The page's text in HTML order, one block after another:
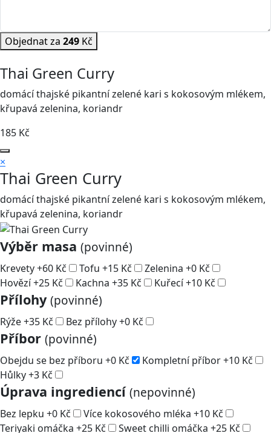
Objednat za 249 Kč
Thai Green Curry
domácí thajské pikantní zelené kari s kokosovým mlékem,
křupavá zelenina, koriandr
185 Kč
×
Thai Green Curry
domácí thajské pikantní zelené kari s kokosovým mlékem,
křupavá zelenina, koriandr
Výběr masa (povinné)
Krevety+60 Kč Tofu +15 Kč Zelenina +0 Kč
Hovězí+25 Kč Kachna +35 Kč Kuřecí+10 Kč
Přílohy (povinné)
Rýže+35 Kč Bez přílohy+0 Kč
Příbor (povinné)
Obejdu se bez příboru +0 Kč Kompletní příbor+10 Kč
Hůlky+3 Kč
Úprava ingrediencí (nepovinné)
Bez lepku +0 Kč Více kokosového mléka +10 Kč
Teriyaki omáčka +25 Kč Sweet chilli omáčka +25 Kč